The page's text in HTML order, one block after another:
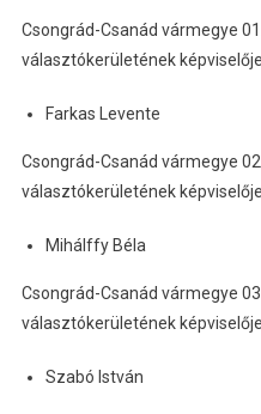
Csongrád-Csanád vármegye
választókerületének
Farkas Levente
Csongrád-Csanád vármegye
választókerületének
Mihálffy Béla
Csongrád-Csanád vármegye
választókerületének
Szabó István